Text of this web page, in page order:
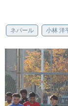
ネパール 小林 洋